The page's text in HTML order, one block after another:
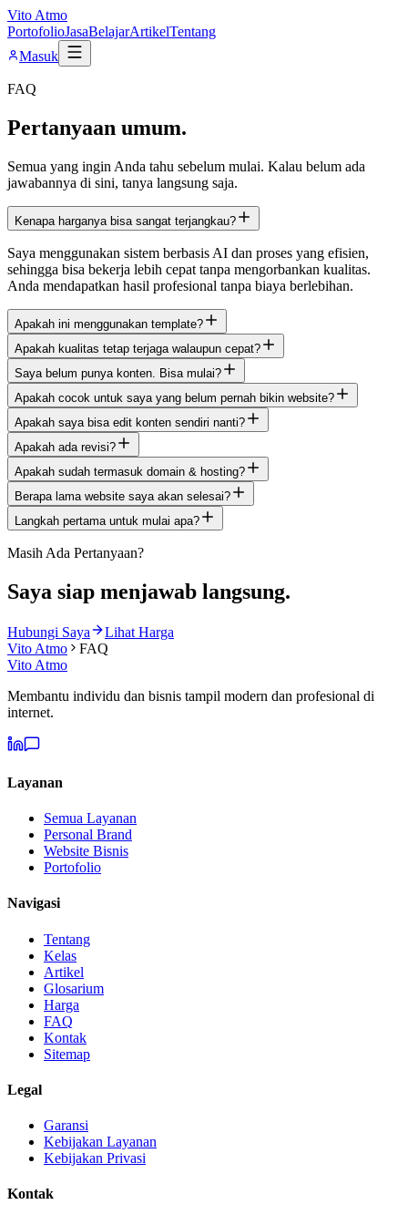
Vito Atmo
PortofolioJasaBelajarArtikelTentang
Masuk
FAQ
Pertanyaan umum.
Semua yang ingin Anda tahu sebelum mulai. Kalau belum ada
jawabannya di sini, tanya langsung saja.
Kenapa harganya bisa sangat terjangkau?
Saya menggunakan sistem berbasis AI dan proses yang efisien,
sehingga bisa bekerja lebih cepat tanpa mengorbankan kualitas.
Anda mendapatkan hasil profesional tanpa biaya berlebihan.
Apakah ini menggunakan template?
Apakah kualitas tetap terjaga walaupun cepat?
Saya belum punya konten. Bisa mulai?
Apakah cocok untuk saya yang belum pernah bikin website?
Apakah saya bisa edit konten sendiri nanti?
Apakah ada revisi?
Apakah sudah termasuk domain & hosting?
Berapa lama website saya akan selesai?
Langkah pertama untuk mulai apa?
Masih Ada Pertanyaan?
Saya siap menjawab langsung.
Hubungi Saya
Lihat Harga
Vito Atmo
FAQ
Vito Atmo
Membantu individu dan bisnis tampil modern dan profesional di
internet.
Layanan
Semua Layanan
Personal Brand
Website Bisnis
Portofolio
Navigasi
Tentang
Kelas
Artikel
Glosarium
Harga
FAQ
Kontak
Sitemap
Legal
Garansi
Kebijakan Layanan
Kebijakan Privasi
Kontak